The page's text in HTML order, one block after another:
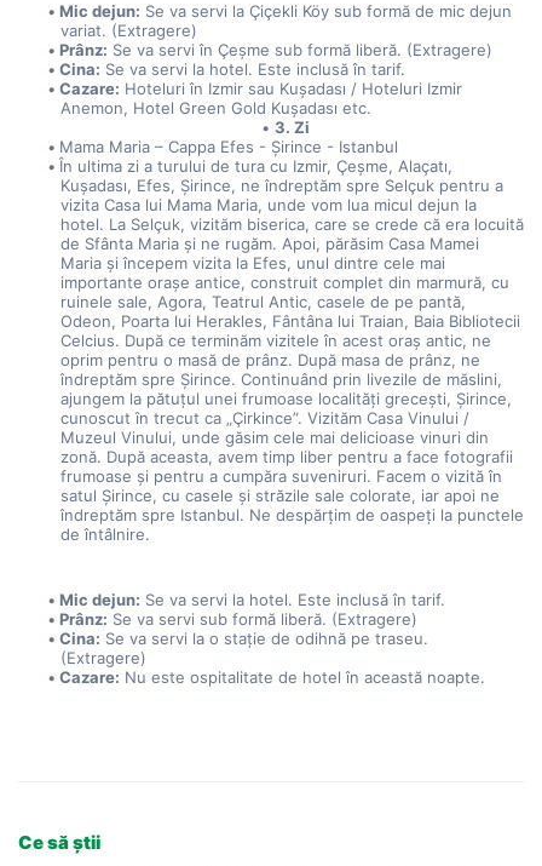
Mic dejun: Se va servi la Çiçekli Köy sub formă de mic dejun
variat. (Extragere)
Prânz: Se va servi în Çeşme sub formă liberă. (Extragere)
Cina: Se va servi la hotel. Este inclusă în tarif.
Cazare: Hoteluri în Izmir sau Kuşadası / Hoteluri Izmir
Anemon, Hotel Green Gold Kuşadası etc.
3. Zi
Mama Maria – Cappa Efes - Şirince - Istanbul
În ultima zi a turului de tura cu Izmir, Çeşme, Alaçatı,
Kuşadası, Efes, Şirince, ne îndreptăm spre Selçuk pentru a
vizita Casa lui Mama Maria, unde vom lua micul dejun la
hotel. La Selçuk, vizităm biserica, care se crede că era locuită
de Sfânta Maria și ne rugăm. Apoi, părăsim Casa Mamei
Maria și începem vizita la Efes, unul dintre cele mai
importante orașe antice, construit complet din marmură, cu
ruinele sale, Agora, Teatrul Antic, casele de pe pantă,
Odeon, Poarta lui Herakles, Fântâna lui Traian, Baia Bibliotecii
Celcius. După ce terminăm vizitele în acest oraș antic, ne
oprim pentru o masă de prânz. După masa de prânz, ne
îndreptăm spre Şirince. Continuând prin livezile de măslini,
ajungem la pătuțul unei frumoase localități grecești, Şirince,
cunoscut în trecut ca „Çirkince”. Vizităm Casa Vinului /
Muzeul Vinului, unde găsim cele mai delicioase vinuri din
zonă. După aceasta, avem timp liber pentru a face fotografii
frumoase și pentru a cumpăra suveniruri. Facem o vizită în
satul Şirince, cu casele și străzile sale colorate, iar apoi ne
îndreptăm spre Istanbul. Ne despărțim de oaspeți la punctele
de întâlnire.
Mic dejun: Se va servi la hotel. Este inclusă în tarif.
Prânz: Se va servi sub formă liberă. (Extragere)
Cina: Se va servi la o stație de odihnă pe traseu.
(Extragere)
Cazare: Nu este ospitalitate de hotel în această noapte.
Ce să știi